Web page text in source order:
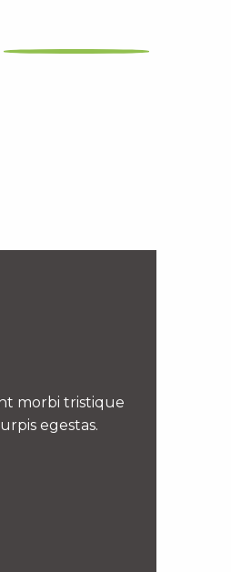
morbi tristique
egestas.